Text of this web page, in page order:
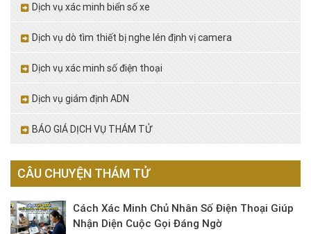
Dịch vụ xác minh biển số xe
Dịch vụ dò tìm thiết bị nghe lén định vị camera
Dịch vụ xác minh số điện thoại
Dịch vụ giám định ADN
BÁO GIÁ DỊCH VỤ THÁM TỬ
CÂU CHUYỆN THÁM TỬ
Cách Xác Minh Chủ Nhân Số Điện Thoại Giúp
Nhận Diện Cuộc Gọi Đáng Ngờ